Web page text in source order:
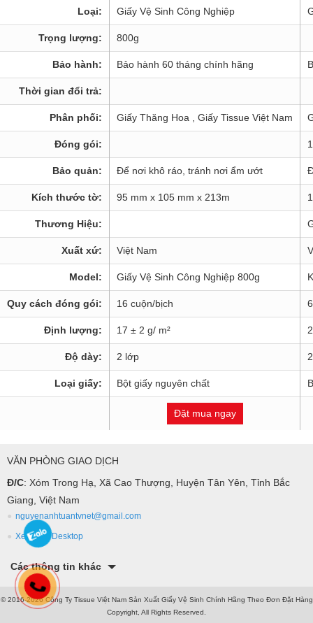
Loại: Giấy Vệ Sinh Công Nghiệp
Trọng lượng: 800g
Bảo hành: Bảo hành 60 tháng chính hãng
Thời gian đổi trả:
Phân phối: Giấy Thăng Hoa , Giấy Tissue Việt Nam
Đóng gói:
Bảo quản: Để nơi khô ráo, tránh nơi ẩm ướt
Kích thước tờ: 95 mm x 105 mm x 213m
Thương Hiệu:
Xuất xứ: Việt Nam
Model: Giấy Vệ Sinh Công Nghiệp 800g
Quy cách đóng gói: 16 cuộn/bịch
Định lượng: 17 ± 2 g/ m²
Độ dày: 2 lớp
Loại giấy: Bột giấy nguyên chất
Đặt mua ngay
VĂN PHÒNG GIAO DỊCH
Đ/C: Xóm Trong Hạ, Xã Cao Thượng, Huyện Tân Yên, Tỉnh Bắc
Giang, Việt Nam
nguyenanhtuantvnet@gmail.com
Xem bản Desktop
Các thông tin khác
© 2016-2026 Công Ty Tissue Việt Nam Sản Xuất Giấy Vệ Sinh Chính Hãng Theo Đơn Đặt Hàng
Copyright, All Rights Reserved.